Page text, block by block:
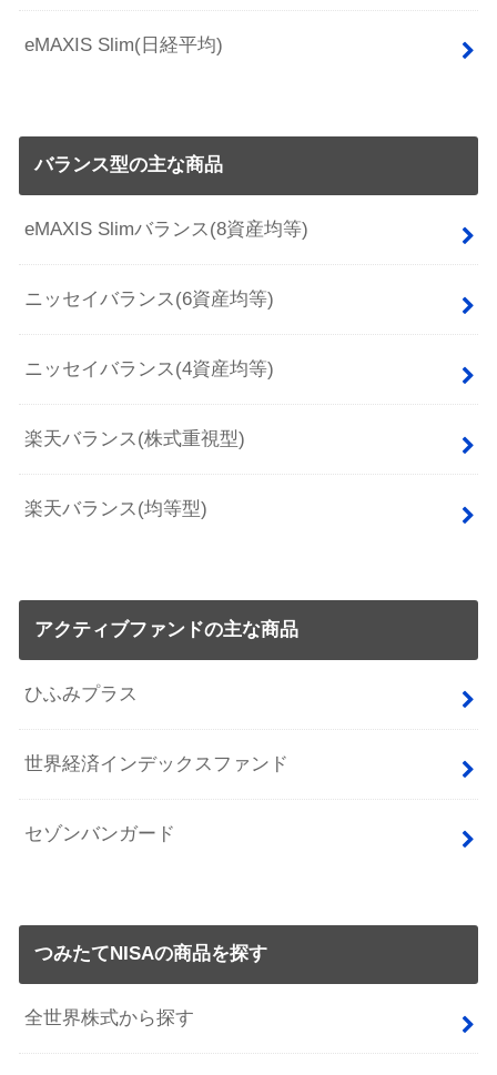
eMAXIS Slim(日経平均)
バランス型の主な商品
eMAXIS Slimバランス(8資産均等)
ニッセイバランス(6資産均等)
ニッセイバランス(4資産均等)
楽天バランス(株式重視型)
楽天バランス(均等型)
アクティブファンドの主な商品
ひふみプラス
世界経済インデックスファンド
セゾンバンガード
つみたてNISAの商品を探す
全世界株式から探す